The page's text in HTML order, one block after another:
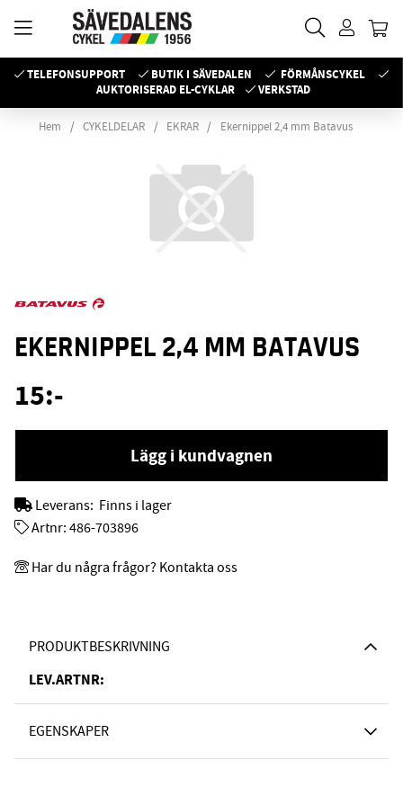
TELEFONSUPPORT BUTIK I SÄVEDALEN
FÖRMÅNSCYKEL
AUKTORISERAD EL-CYKLAR
VERKSTAD
Hem CYKELDELAR EKRAR Ekernippel 2,4 mm Batavus
PRODUKTBESKRIVNING
LEV.ARTNR:
EGENSKAPER
EKERNIPPEL 2,4 MM BATAVUS
15:-
Lägg i kundvagnen
Leverans: Finns i lager
Artnr: 486-703896
Har du några frågor? Kontakta oss